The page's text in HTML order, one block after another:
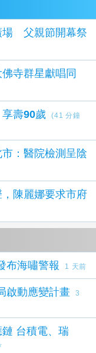
場 父親節開幕祭
寺群星獻唱同
壽90歲
(41 分鐘
：醫院檢測呈陰
陳麗娜要求市府
布海嘯警報 1 天前
啟動應變計畫
3
台積電、瑞